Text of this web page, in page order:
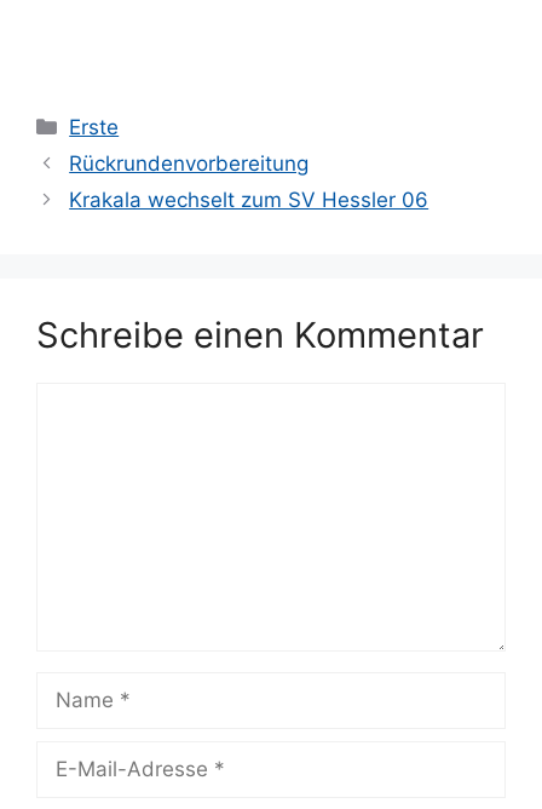
Kategorien
Erste
Rückrundenvorbereitung
Krakala wechselt zum SV Hessler 06
Schreibe einen Kommentar
Name